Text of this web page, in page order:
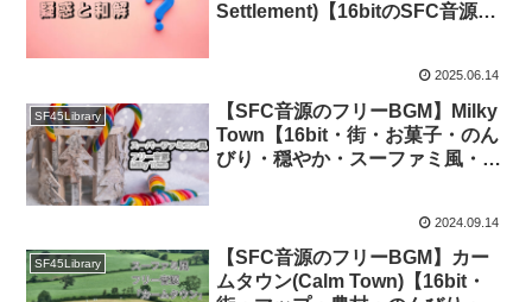
Settlement)【16bitのSFC音源の
2025.06.14
SF45Library
【SFC音源のフリーBGM】Milky
Town【16bit・街・お菓子・のん
びり・穏やか・スーファミ風・
2024.09.14
SF45Library
【SFC音源のフリーBGM】カー
ムタウン(Calm Town)【16bit・